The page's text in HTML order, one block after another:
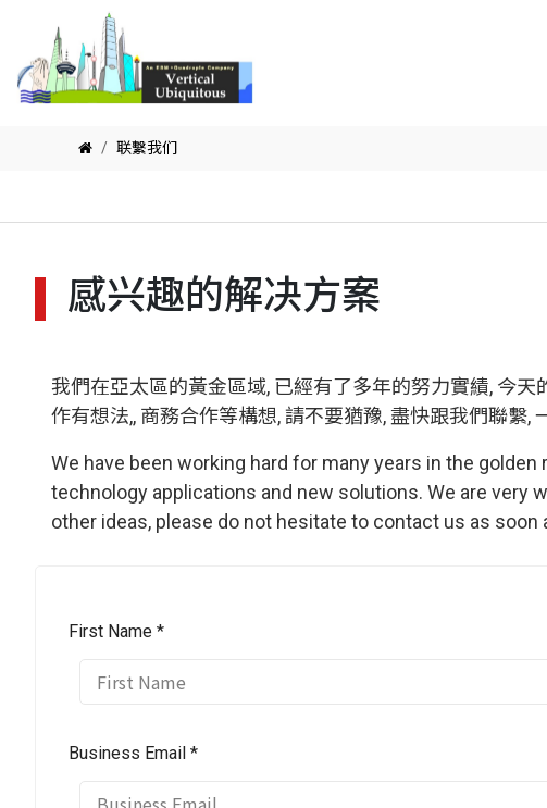
联繫我们
感兴趣的解决方案
我們在亞太區的黃金區域, 已經有了多年的努力實績, 今
作有想法,, 商務合作等構想, 請不要猶豫, 盡快跟我們聯繫
We have been working hard for many years in the
technology applications and new solutions. We are very
other ideas, please do not hesitate to contact us as
First Name *
Business Email *